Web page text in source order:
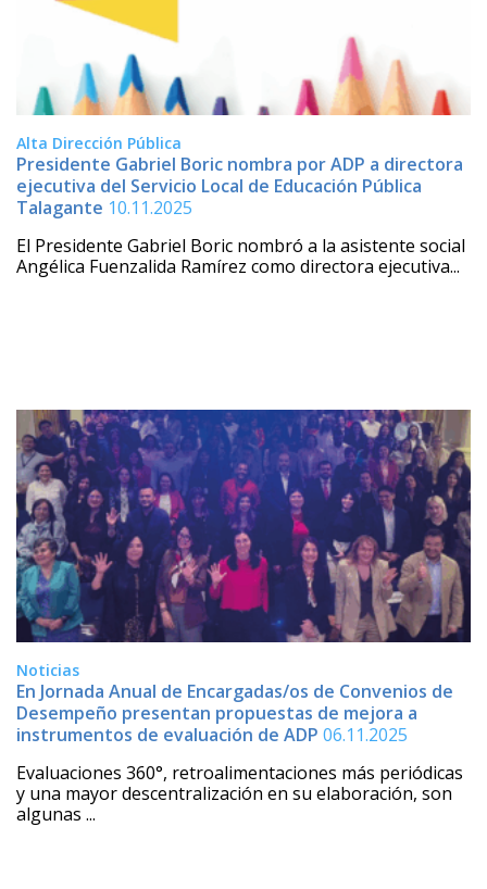
Alta Dirección Pública
Presidente Gabriel Boric nombra por ADP a directora
ejecutiva del Servicio Local de Educación Pública
Talagante 10.11.2025
El Presidente Gabriel Boric nombró a la asistente social
Angélica Fuenzalida Ramírez como directora ejecutiva...
Noticias
En Jornada Anual de Encargadas/os de Convenios de
Desempeño presentan propuestas de mejora a
instrumentos de evaluación de ADP 06.11.2025
Evaluaciones 360°, retroalimentaciones más periódicas
y una mayor descentralización en su elaboración, son
algunas ...